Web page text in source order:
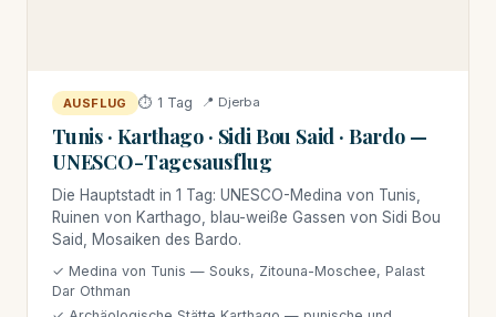
AUSFLUG ⏱ 1 Tag 📍 Djerba
Tunis · Karthago · Sidi Bou Said · Bardo —
UNESCO-Tagesausflug
Die Hauptstadt in 1 Tag: UNESCO-Medina von Tunis,
Ruinen von Karthago, blau-weiße Gassen von Sidi Bou
Said, Mosaiken des Bardo.
✓ Medina von Tunis — Souks, Zitouna-Moschee, Palast
Dar Othman